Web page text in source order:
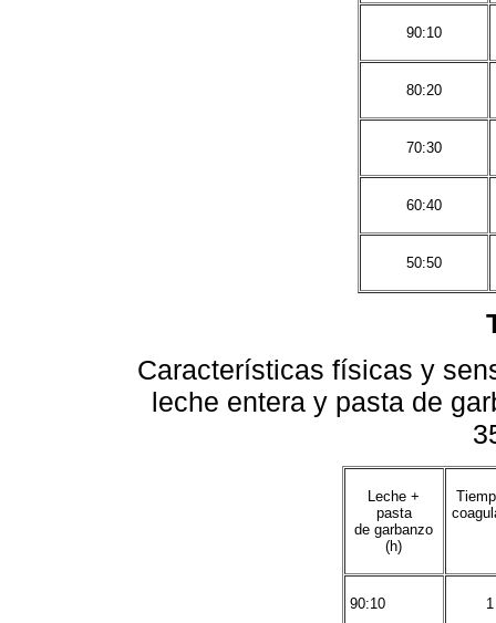
90:10
80:20
70:30
60:40
50:50
Características físicas y
leche entera y pasta de
Leche +
pasta
de garbanzo
(h)
90:10 1